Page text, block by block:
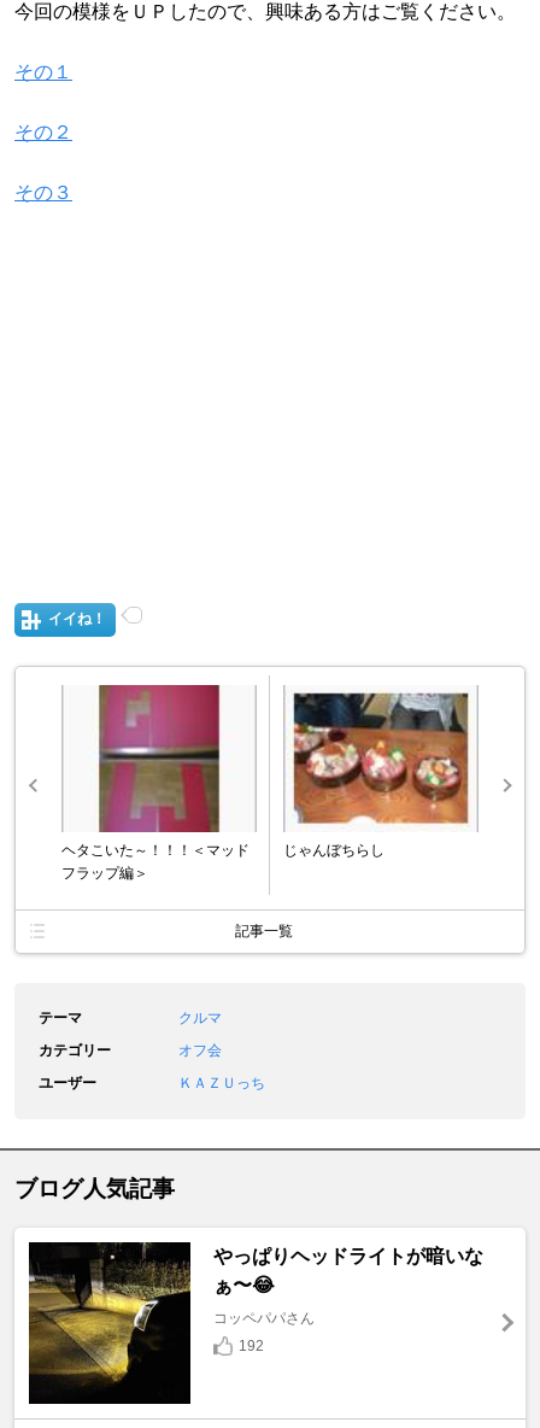
今回の模様をＵＰしたので、興味ある方はご覧ください。
その１
その２
その３
イイね！
ヘタこいた～！！！＜マッド
フラップ編＞
じゃんぼちらし
記事一覧
テーマ
クルマ
カテゴリー
オフ会
ユーザー
ＫＡＺＵっち
ブログ人気記事
やっぱりヘッドライトが暗いな
ぁ〜😂
コッペパパさん
192